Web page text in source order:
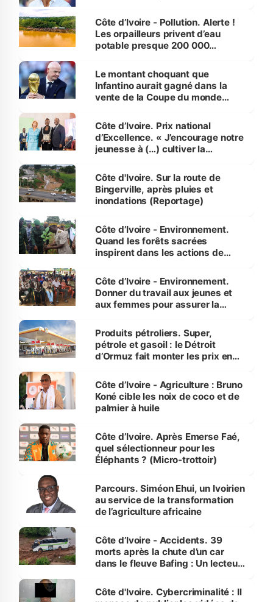
Côte d’Ivoire - Pollution. Alerte !
Les orpailleurs privent d’eau
potable presque 200 000
Le montant choquant que
Infantino aurait gagné dans la
vente de la Coupe du monde
Côte d’Ivoire. Prix national
d’Excellence. « J’encourage notre
jeunesse à (…) cultiver la
(Alassane Ouattara
Côte d'Ivoire. Sur la route de
Bingerville, après pluies et
inondations (Reportage)
Côte d’Ivoire - Environnement.
Quand les forêts sacrées
inspirent dans les actions de
Côte d’Ivoire - Environnement.
Donner du travail aux jeunes et
aux femmes pour assurer la
menacées
Produits pétroliers. Super,
pétrole et gasoil : le Détroit
d’Ormuz fait monter les prix en
Côte d’Ivoire - Agriculture : Bruno
Koné cible les noix de coco et de
palmier à huile
Côte d’Ivoire. Après Emerse Faé,
quel sélectionneur pour les
Éléphants ? (Micro-trottoir)
Parcours. Siméon Ehui, un Ivoirien
au service de la transformation
de l’agriculture africaine
Côte d’Ivoire - Accidents. 39
morts après la chute d’un car
dans le fleuve Bafing : Un lecteur
des Transports
Côte d'Ivoire. Cybercriminalité : Il